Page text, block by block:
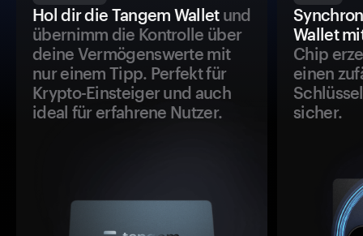
Hol dir die Tangem Walletund
übernimm die Kontrolle über
deine Vermögenswerte mit
nur einem Tipp. Perfekt für
Krypto-Einsteiger und auch
ideal für erfahrene Nutzer.
Wallet
Chip
einen
sicher.